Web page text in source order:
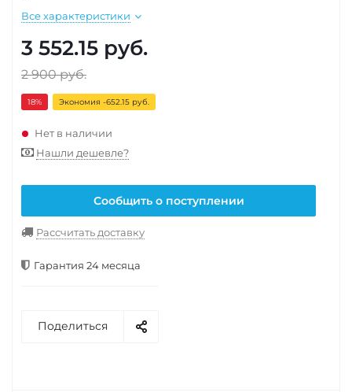
Все характеристики
3 552.15 руб.
2 900руб.
18% Экономия -652.15 руб.
Нет в наличии
Нашли дешевле?
Сообщить о поступлении
Рассчитать доставку
Гарантия 24 месяца
Поделиться